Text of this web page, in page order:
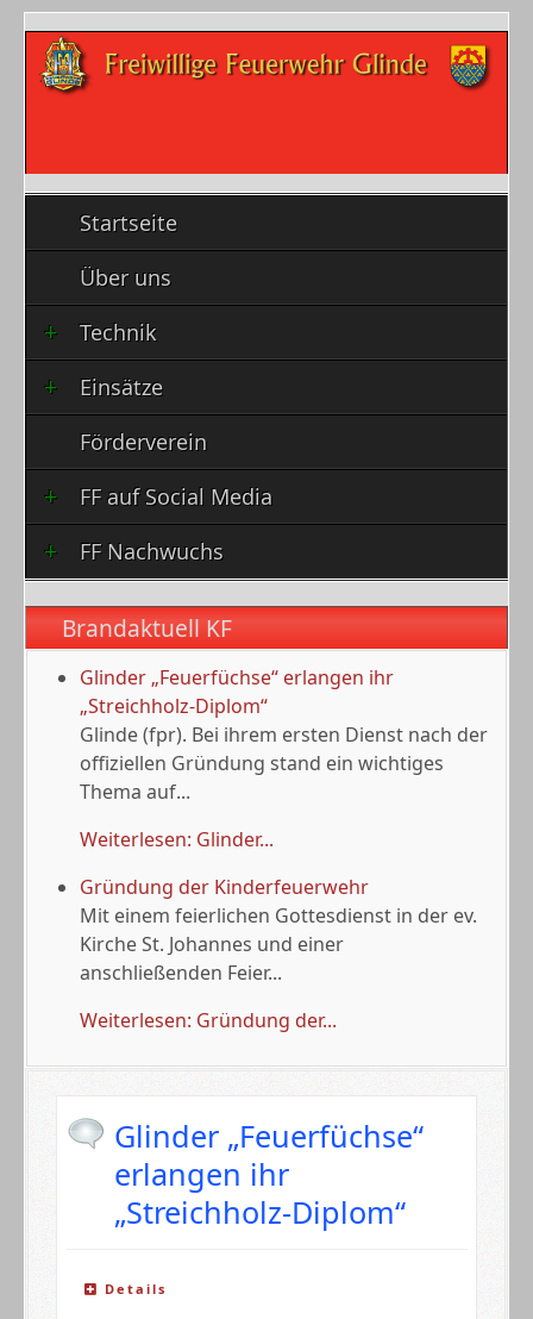
Startseite
Über uns
Technik
Einsätze
Förderverein
FF auf Social Media
FF Nachwuchs
Brandaktuell KF
Glinder „Feuerfüchse“ erlangen ihr
„Streichholz-Diplom“
Glinde (fpr). Bei ihrem ersten Dienst nach der
offiziellen Gründung stand ein wichtiges
Thema auf...
Weiterlesen: Glinder...
Gründung der Kinderfeuerwehr
Mit einem feierlichen Gottesdienst in der ev.
Kirche St. Johannes und einer
anschließenden Feier...
Weiterlesen: Gründung der...
Glinder „Feuerfüchse“
erlangen ihr
„Streichholz-Diplom“
Details